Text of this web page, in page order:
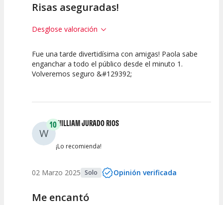
Risas aseguradas!
Desglose valoración
7.5
Calidad del
10
Puesta en
10
Interpretación
Fue una tarde divertidísima con amigas! Paola sabe
enganchar a todo el público desde el minuto 1.
Volveremos seguro &#129392;
W
10WILLIAM JURADO RIOS
¡Lo recomienda!
02 Marzo 2025 Solo Opinión verificada
Me encantó